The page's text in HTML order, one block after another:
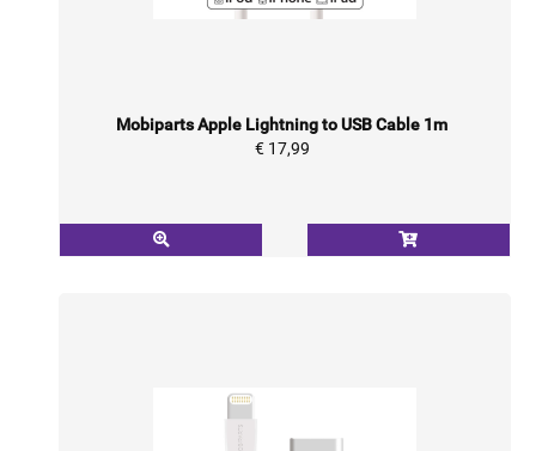
Mobiparts Apple Lightning to USB Cable 1m
€ 17,99